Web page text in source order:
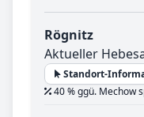
Rögnitz
Aktueller
Standort-
40 % ggü. Mechow